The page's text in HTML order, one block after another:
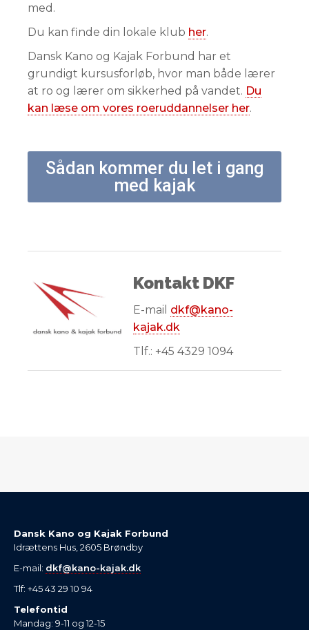
med.
Du kan finde din lokale klub her.
Dansk Kano og Kajak Forbund har et
grundigt kursusforløb, hvor man både lærer
at ro og lærer om sikkerhed på vandet. Du
kan læse om vores roeruddannelser her.
Sådan kommer du let i gang
med kajak
Kontakt DKF
E-mail dkf@kano-
kajak.dk
Tlf.: +45 4329 1094
Dansk Kano og Kajak Forbund
Idrættens Hus, 2605 Brøndby
E-mail: dkf@kano-kajak.dk
Tlf: +45 43 29 10 94
Telefontid
Mandag: 9-11 og 12-15